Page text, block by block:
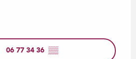
06 77 34 36 ▒▒